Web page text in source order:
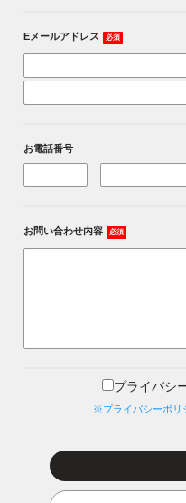
Eメールアドレス 必須
お電話番号
-
お問い合わせ内容 必須
プライバシ
※プライバシーポリ